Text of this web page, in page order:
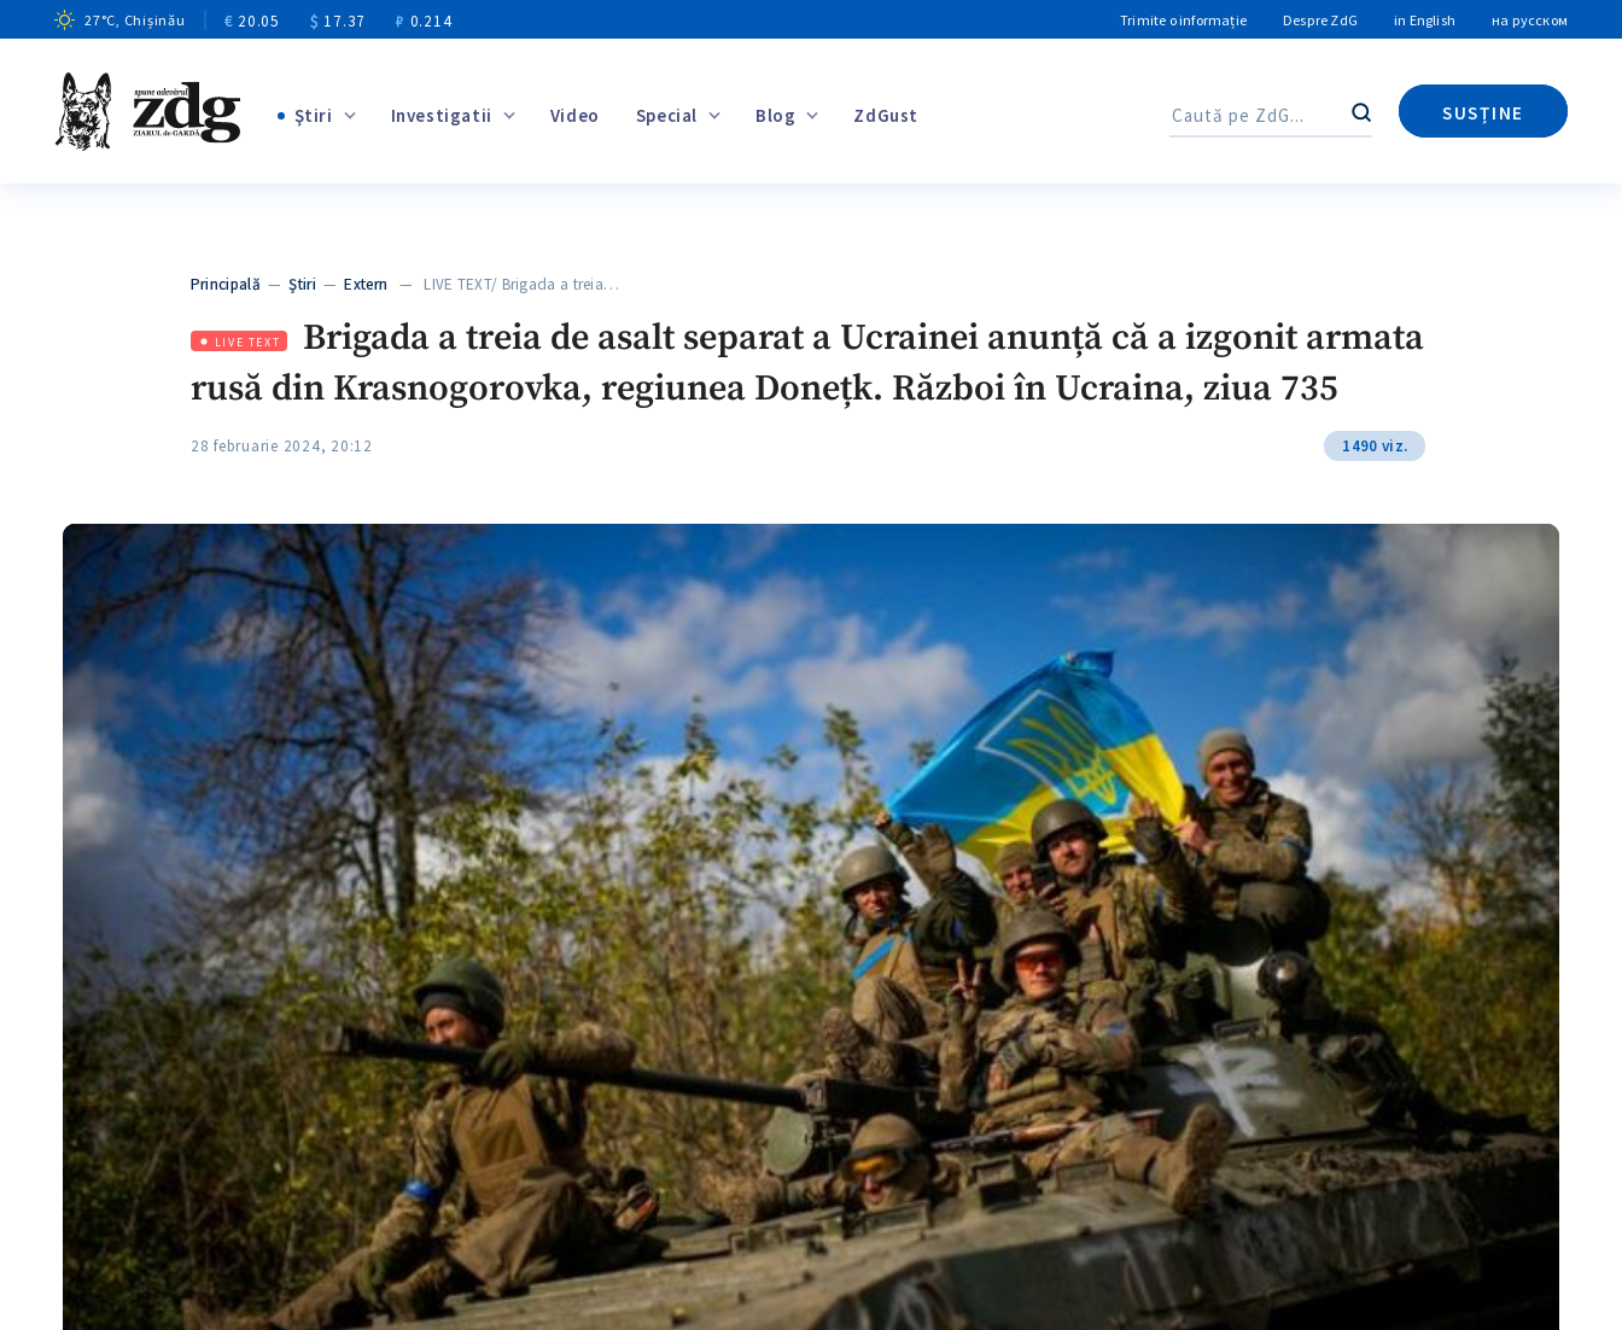
27°C, Chișinău € 20.05 $ 17.37 ₽ 0.214 Trimite o informație Despre ZdG in English на русском
Ştiri Investigatii Video Special Blog ZdGust Caută
SUSȚINE
Caută
Principală —Ştiri —Extern — LIVE TEXT/ Brigada a treia…
LIVE TEXT
Brigada a treia de asalt separat a Ucrainei anunță că a izgonit armata
rusă din Krasnogorovka, regiunea Donețk. Război în Ucraina, ziua 735
28 februarie 2024, 20:12 1490 viz.